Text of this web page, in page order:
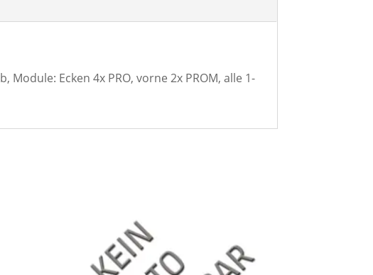
Module: Ecken 4x PRO, vorne 2x PROM, alle 1-